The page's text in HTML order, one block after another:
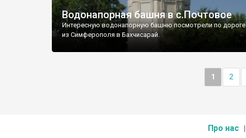
Водонапорная башня в с.Почтовое
Интересную водонапорную башню посмотрели по дороге
из Симферополя в Бахчисарай.
1 2
Про нас